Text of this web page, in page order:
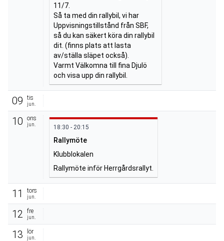
11/7.
Så ta med din rallybil, vi har
Uppvisningstillstånd från SBF,
så du kan säkert köra din rallybil
dit. (finns plats att lasta
av/ställa släpet också).
Varmt Välkomna till fina Djulö
och visa upp din rallybil.
09 tis
jun.
10 ons
jun. 18:30 - 20:15
Rallymöte
Klubblokalen
Rallymöte inför Herrgårdsrallyt.
11 tors
jun.
12 fre
jun.
13 lör
jun.